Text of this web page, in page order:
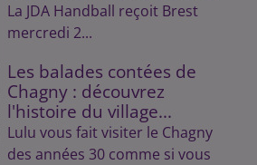
La JDA Handball reçoit Brest
mercredi 2...
Les balades contées de
Chagny : découvrez
l'histoire du village...
Lulu vous fait visiter le Chagny
des années 30 comme si vous